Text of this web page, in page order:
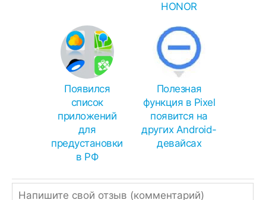
HONOR
Появился
список
приложений
для
предустановки
в РФ
Полезная
функция в Pixel
появится на
других Android-
девайсах